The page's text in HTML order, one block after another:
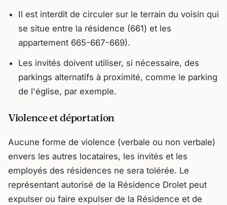
Il est interdit de circuler sur le terrain du voisin qui
se situe entre la résidence (661) et les
appartement 665-667-669).
Les invités doivent utiliser, si nécessaire, des
parkings alternatifs à proximité, comme le parking
de l'église, par exemple.
Violence et déportation
Aucune forme de violence (verbale ou non verbale)
envers les autres locataires, les invités et les
employés des résidences ne sera tolérée. Le
représentant autorisé de la Résidence Drolet peut
expulser ou faire expulser de la Résidence et de